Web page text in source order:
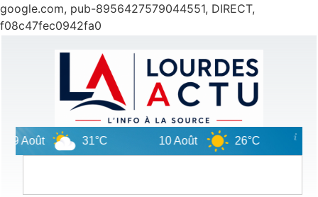
google.com, pub-8956427579044551, DIRECT,
f08c47fec0942fa0
Août 31°C 10 Août 26°C 11